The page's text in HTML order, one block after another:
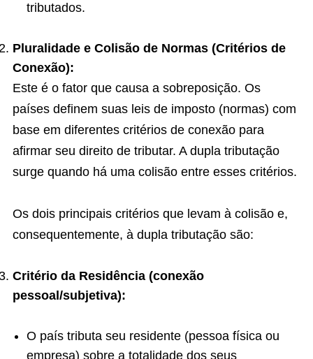
tributados.
Pluralidade e Colisão de Normas (Critérios de
Conexão):
Este é o fator que causa a sobreposição. Os
países definem suas leis de imposto (normas) com
base em diferentes critérios de conexão para
afirmar seu direito de tributar. A dupla tributação
surge quando há uma colisão entre esses critérios.
Os dois principais critérios que levam à colisão e,
consequentemente, à dupla tributação são:
Critério da Residência (conexão
pessoal/subjetiva):
O país tributa seu residente (pessoa física ou
empresa) sobre a totalidade dos seus